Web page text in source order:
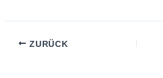
ZURÜCK